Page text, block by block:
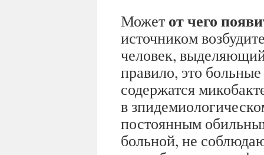
Может от чего
источником
человек,
правило, это
содержатся
в
постоянным
больной, не